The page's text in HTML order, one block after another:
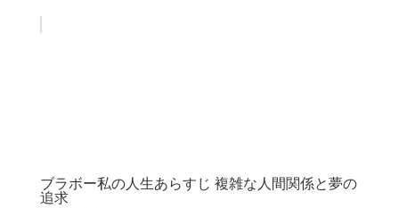
ブラボー私の人生あらすじ 複雑な人間関係と夢の
追求